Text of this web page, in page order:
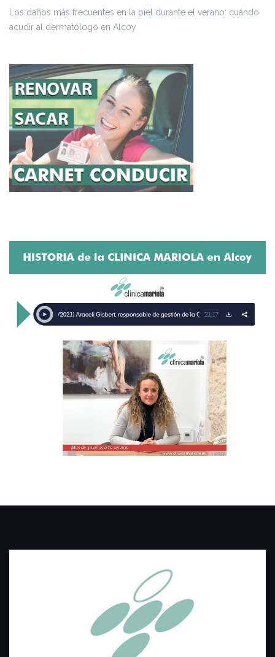
Los daños más frecuentes en la piel durante el verano: cuándo
acudir al dermatólogo en Alcoy